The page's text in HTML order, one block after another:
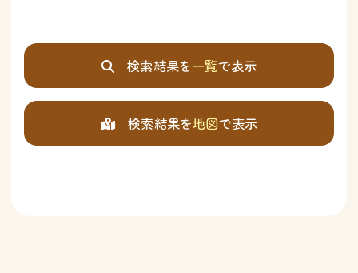
検索結果を一覧で表示
検索結果を地図で表示